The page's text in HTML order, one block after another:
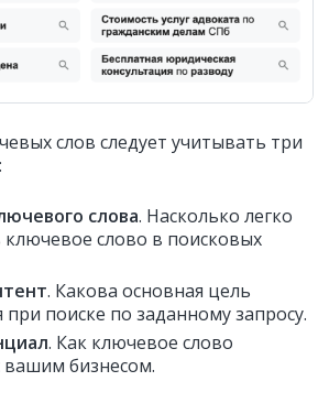
слов следует учитывать три
слова. Насколько легко
слово в поисковых
. Какова основная цель
при поиске по заданному запросу.
. Как ключевое слово
вашим бизнесом.